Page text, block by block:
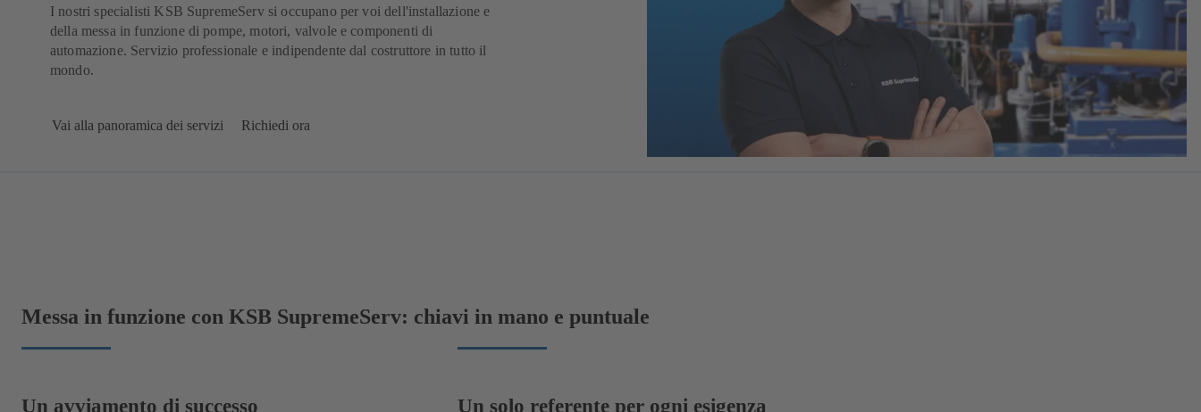
I nostri specialisti KSB SupremeServ si occupano per voi dell'installazione e
della messa in funzione di pompe, motori, valvole e componenti di
automazione. Servizio professionale e indipendente dal costruttore in tutto il
mondo.
Vai alla panoramica dei servizi Richiedi ora
Messa in funzione con KSB SupremeServ: chiavi in mano e puntuale
Un avviamento di successo Un solo referente per ogni esigenza